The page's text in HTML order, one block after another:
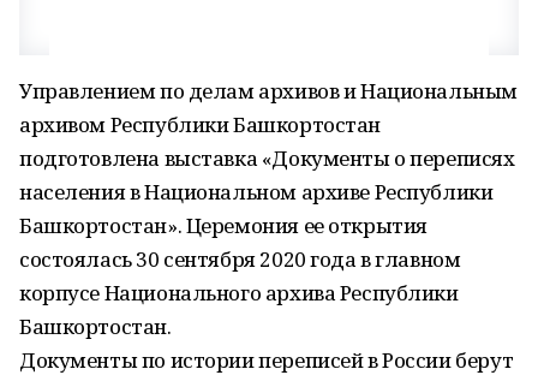
Управлением по делам архивов и Национальным
архивом Республики Башкортостан
подготовлена выставка «Документы о переписях
населения в Национальном архиве Республики
Башкортостан». Церемония ее открытия
состоялась 30 сентября 2020 года в главном
корпусе Национального архива Республики
Башкортостан.
Документы по истории переписей в России берут